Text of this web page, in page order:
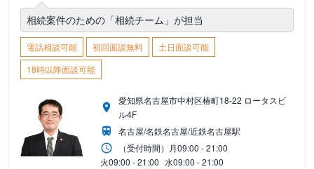
相続案件のための「相続チーム」が担当
電話相談可能 初回面談無料
土日面談可能
18時以降面談可能
愛知県名古屋市中村区椿町18-22 ロータスビ
ル4F
名古屋/名鉄名古屋/近鉄名古屋駅
（受付時間） 月09:00 - 21:00
火09:00 - 21:00 水09:00 - 21:00